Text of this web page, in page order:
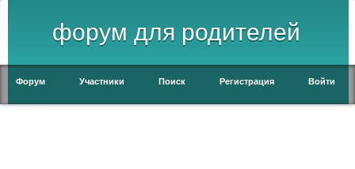
форум для родителей
Форум Участники Поиск Регистрация Войти